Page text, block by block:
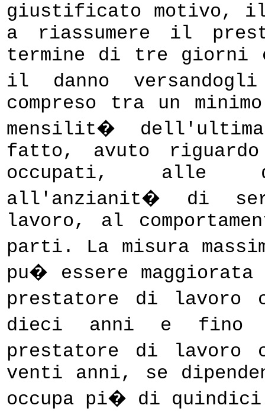
giustificato motivo,
a riassumere il
termine di tre giorni
il danno
compreso tra un
mensilit�
fatto, avuto
occupati, alle
all'anzianit� di
lavoro, al
parti. La misura
pu� essere
prestatore di lavoro
dieci anni e
prestatore di lavoro
venti anni, se
occupa pi� di